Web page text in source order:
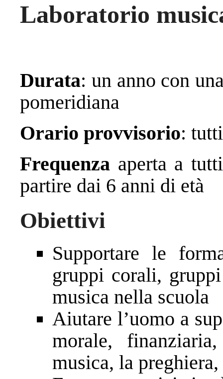
Laboratorio
Durata: un anno con
pomeridiana
Orario provvisorio:
Frequenza aperta a
partire dai 6 anni di età
Obiettivi
Supportare le
gruppi corali,
musica nella scuola
Aiutare l’uomo a
morale,
musica, la